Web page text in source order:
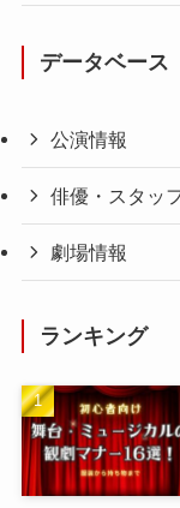
データベース
公演情報
俳優・スタッ
劇場情報
ランキング